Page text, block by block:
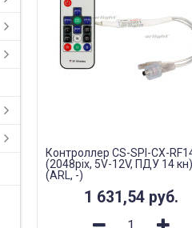
Контроллер CS-SPI-CX-
(2048pix, 5V-12V, ПДУ 14 кн)
(ARL, -)
1 631,54 руб.